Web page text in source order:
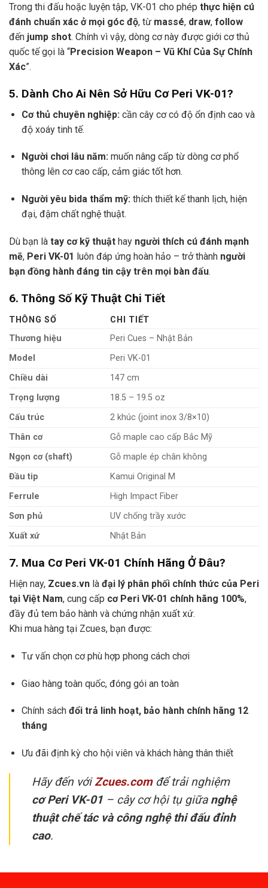
Trong thi đấu hoặc luyện tập, VK-01 cho phép thực hiện cú
đánh chuẩn xác ở mọi góc độ, từ massé, draw, follow
đến jump shot. Chính vì vậy, dòng cơ này được giới cơ thủ
quốc tế gọi là “Precision Weapon – Vũ Khí Của Sự Chính
Xác”.
5. Dành Cho Ai Nên Sở Hữu Cơ Peri VK-01?
Cơ thủ chuyên nghiệp: cần cây cơ có độ ổn định cao và
độ xoáy tinh tế.
Người chơi lâu năm:muốn nâng cấp từ dòng cơ phổ
thông lên cơ cao cấp, cảm giác tốt hơn.
Người yêu bida thẩm mỹ:thích thiết kế thanh lịch, hiện
đại, đậm chất nghệ thuật.
Dù bạn là tay cơ kỹ thuật hay người thích cú đánh mạnh
mẽ, Peri VK-01 luôn đáp ứng hoàn hảo – trở thành người
bạn đồng hành đáng tin cậy trên mọi bàn đấu.
6. Thông Số Kỹ Thuật Chi Tiết
THÔNG SỐ
CHI TIẾT
Thương hiệu
Peri Cues – Nhật Bản
Model
Peri VK-01
Chiều dài
147 cm
Trọng lượng
18.5 – 19.5 oz
Cấu trúc
2 khúc (joint inox 3/8×10)
Thân cơ
Gỗ maple cao cấp Bắc Mỹ
Ngọn cơ (shaft)
Gỗ maple ép chân không
Đầu tip
Kamui Original M
Ferrule
High Impact Fiber
Sơn phủ
UV chống trầy xước
Xuất xứ
Nhật Bản
7. Mua Cơ Peri VK-01 Chính Hãng Ở Đâu?
Hiện nay, Zcues.vn là đại lý phân phối chính thức của Peri
tại Việt Nam, cung cấp cơ Peri VK-01 chính hãng 100%,
đầy đủ tem bảo hành và chứng nhận xuất xứ.
Khi mua hàng tại Zcues, bạn được:
Tư vấn chọn cơ phù hợp phong cách chơi
Giao hàng toàn quốc, đóng gói an toàn
Chính sách đổi trả linh hoạt, bảo hành chính hãng 12
tháng
Ưu đãi định kỳ cho hội viên và khách hàng thân thiết
Hãy đến vớiZcues.comđể trải nghiệm
cơ Peri VK-01 – cây cơ hội tụ giữa nghệ
thuật chế tác và công nghệ thi đấu đỉnh
cao.